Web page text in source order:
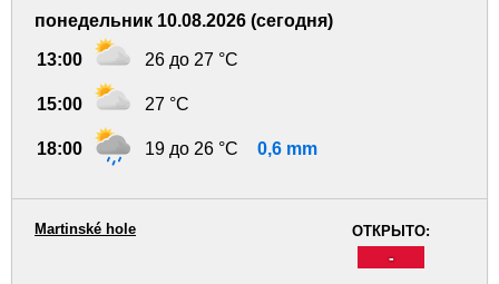
понедельник 10.08.2026 (сегодня)
13:00 26 до 27 °C
15:00 27 °C
18:00 19 до 26 °C 0,6 mm
ОТКРЫТО:
-
Martinské hole